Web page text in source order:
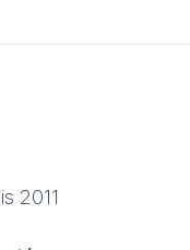
2011